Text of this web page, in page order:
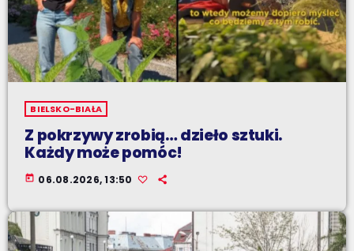
BIELSKO-BIAŁA
Z pokrzywy zrobią… dzieło sztuki.
Każdy może pomóc!
today 06.08.2026, 13:50